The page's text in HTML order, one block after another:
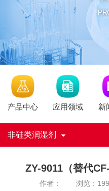
产品中心 应用领域 新
非硅类润湿剂
ZY-9011（替代
作者： 浏览：